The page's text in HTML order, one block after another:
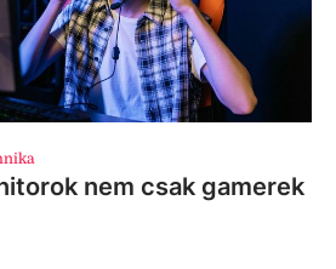
nem csak gamerek